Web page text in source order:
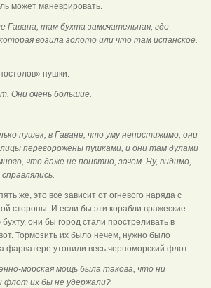
может маневрировать.
Гавана, там бухта замечательная, где
возила золото или что там испанское.
пушки.
Они очень большие.
пушек, в Гаване, что уму непостижимо, они
перегорожены пушками, и они там дулами
что даже не понятно, зачем. Ну, видимо,
же, это всё зависит от огневого наряда с
стороны. И если бы эти корабли вражеские
они бы город стали простреливать в
Тормозить их было нечем, нужно было
фарватере утопили весь черноморский флот.
морская мощь была такова, что ни
флот их бы не удержали?